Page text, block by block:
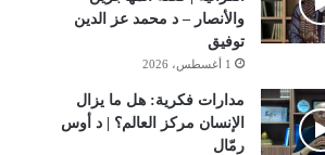
والأنصار – د محمد عز الدين
توفيق
1 أغسطس، 2026
مدارات فكرية: هل ما يزال
الإنسان مركز العالم؟ | د أوس
رمّال